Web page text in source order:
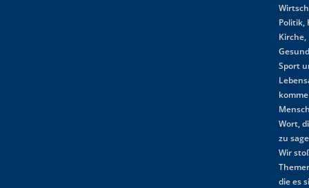
Politik,
Kirche,
Sport
Wort,
zu
Wir
die es